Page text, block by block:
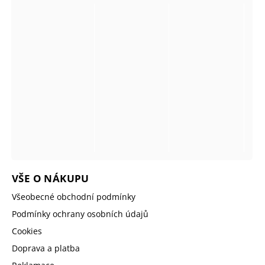
VŠE O NÁKUPU
Všeobecné obchodní podmínky
Podmínky ochrany osobních údajů
Cookies
Doprava a platba